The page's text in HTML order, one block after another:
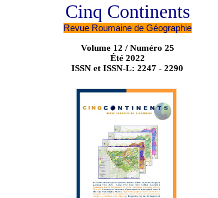
Cinq Continents
Revue Roumaine de Géographie
Volume 12 / Numéro 25
Été 2022
ISSN et ISSN-L: 2247 - 2290